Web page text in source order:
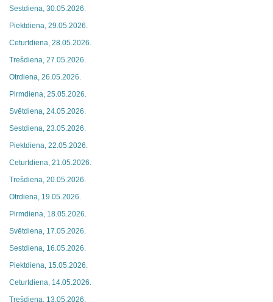
Sestdiena, 30.05.2026.
Piektdiena, 29.05.2026.
Ceturtdiena, 28.05.2026.
Trešdiena, 27.05.2026.
Otrdiena, 26.05.2026.
Pirmdiena, 25.05.2026.
Svētdiena, 24.05.2026.
Sestdiena, 23.05.2026.
Piektdiena, 22.05.2026.
Ceturtdiena, 21.05.2026.
Trešdiena, 20.05.2026.
Otrdiena, 19.05.2026.
Pirmdiena, 18.05.2026.
Svētdiena, 17.05.2026.
Sestdiena, 16.05.2026.
Piektdiena, 15.05.2026.
Ceturtdiena, 14.05.2026.
Trešdiena, 13.05.2026.